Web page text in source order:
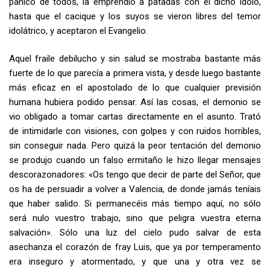
hasta que el cacique y los suyos se vieron libres del temor
idolátrico, y aceptaron el Evangelio.
Aquel fraile debilucho y sin salud se mostraba bastante más
fuerte de lo que parecía a primera vista, y desde luego bastante
más eficaz en el apostolado de lo que cualquier previsión
humana hubiera podido pensar. Así las cosas, el demonio se
vio obligado a tomar cartas directamente en el asunto. Trató
de intimidarle con visiones, con golpes y con ruidos horribles,
sin conseguir nada. Pero quizá la peor tentación del demonio
se produjo cuando un falso ermitaño le hizo llegar mensajes
descorazonadores: «Os tengo que decir de parte del Señor, que
os ha de persuadir a volver a Valencia, de donde jamás teníais
que haber salido. Si permanecéis más tiempo aquí, no sólo
será nulo vuestro trabajo, sino que peligra vuestra eterna
salvación». Sólo una luz del cielo pudo salvar de esta
asechanza el corazón de fray Luis, que ya por temperamento
era inseguro y atormentado, y que una y otra vez se